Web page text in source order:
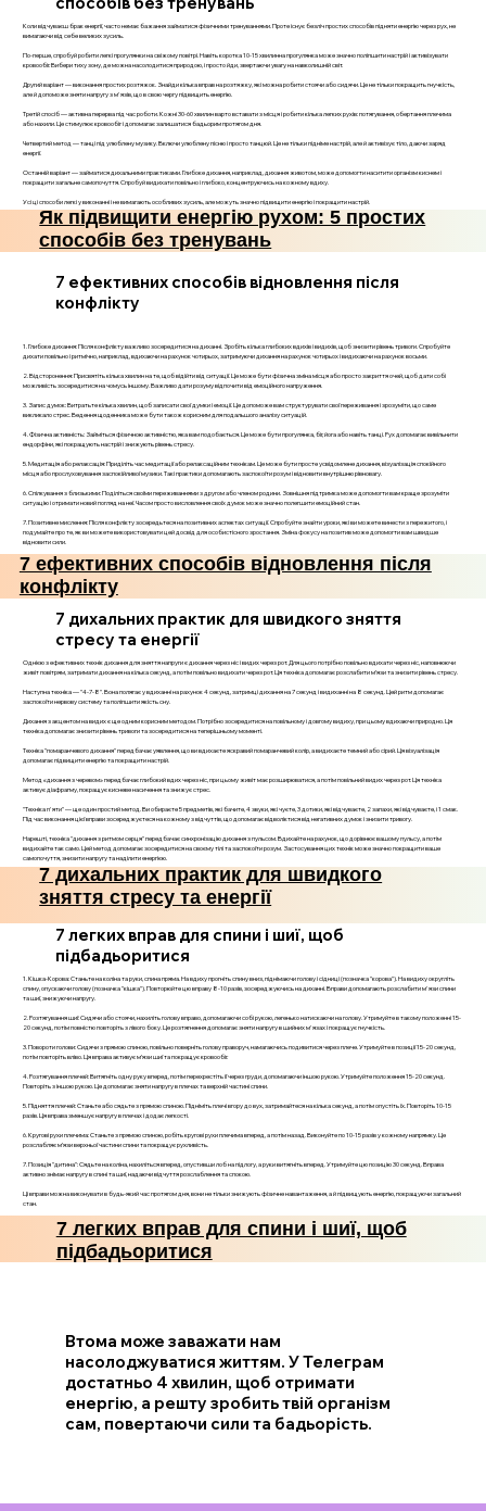
Коли відчуваєш брак енергії, часто немає бажання займатися фізичними тренуваннями. Проте існує безліч простих способів підняти енергію через рух, не
вимагаючи від себе великих зусиль.
По-перше, спробуй робити легкі прогулянки на свіжому повітрі. Навіть коротка 10-15 хвилинна прогулянка може значно поліпшити настрій і активізувати
кровообіг. Вибери тиху зону, де можна насолодитися природою, і просто йди, звертаючи увагу на навколишній світ.
Другий варіант — виконання простих розтяжок. Знайди кілька вправ на розтяжку, які можна робити стоячи або сидячи. Це не тільки покращить гнучкість,
але й допоможе зняти напругу з м'язів, що в свою чергу підвищить енергію.
Третій спосіб — активна перерва під час роботи. Кожні 30-60 хвилин варто вставати з місця і робити кілька легких рухів: потягування, обертання плечима
або нахили. Це стимулює кровообіг і допомагає залишатися бадьорим протягом дня.
Четвертий метод — танці під улюблену музику. Включи улюблену пісню і просто танцюй. Це не тільки підніме настрій, але й активізує тіло, даючи заряд
енергії.
Останній варіант — займатися дихальними практиками. Глибоке дихання, наприклад, дихання животом, може допомогти наситити організм киснем і
покращити загальне самопочуття. Спробуй видихати повільно і глибоко, концентруючись на кожному вдиху.
Усі ці способи легкі у виконанні і не вимагають особливих зусиль, але можуть значно підвищити енергію і покращити настрій.
Як підвищити енергію рухом: 5 простих
способів без тренувань
7 ефективних способів відновлення після
конфлікту
1. Глибоке дихання: Після конфлікту важливо зосередитися на диханні. Зробіть кілька глибоких вдихів і видихів, щоб знизити рівень тривоги. Спробуйте
дихати повільно і ритмічно, наприклад, вдихаючи на рахунок чотирьох, затримуючи дихання на рахунок чотирьох і видихаючи на рахунок восьми.
2. Відсторонення: Присвятіть кілька хвилин на те, щоб відійти від ситуації. Це може бути фізична зміна місця або просто закриття очей, щоб дати собі
можливість зосередитися на чомусь іншому. Важливо дати розуму відпочити від емоційного напруження.
3. Запис думок: Витратьте кілька хвилин, щоб записати свої думки і емоції. Це допоможе вам структурувати свої переживання і зрозуміти, що саме
викликало стрес. Ведення щоденника може бути також корисним для подальшого аналізу ситуацій.
4. Фізична активність: Займіться фізичною активністю, яка вам подобається. Це може бути прогулянка, біг, йога або навіть танці. Рух допомагає вивільнити
ендорфіни, які покращують настрій і знижують рівень стресу.
5. Медитація або релаксація: Приділіть час медитації або релаксаційним технікам. Це може бути просте усвідомлене дихання, візуалізація спокійного
місця або прослуховування заспокійливої музики. Такі практики допомагають заспокоїти розум і відновити внутрішню рівновагу.
6. Спілкування з близькими: Поділіться своїми переживаннями з другом або членом родини. Зовнішня підтримка може допомогти вам краще зрозуміти
ситуацію і отримати новий погляд на неї. Часом просто висловлення своїх думок може значно полегшити емоційний стан.
7. Позитивне мислення: Після конфлікту зосередьтеся на позитивних аспектах ситуації. Спробуйте знайти уроки, які ви можете винести з пережитого, і
подумайте про те, як ви можете використовувати цей досвід для особистісного зростання. Зміна фокусу на позитив може допомогти вам швидше
відновити сили.
7 ефективних способів відновлення після
конфлікту
7 дихальних практик для швидкого зняття
стресу та енергії
Однією з ефективних технік дихання для зняття напруги є дихання через ніс і видих через рот. Для цього потрібно повільно вдихати через ніс, наповнюючи
живіт повітрям, затримати дихання на кілька секунд, а потім повільно видихати через рот. Ця техніка допомагає розслабити м’язи та знизити рівень стресу.
Наступна техніка — "4-7-8". Вона полягає у вдиханні на рахунок 4 секунд, затримці дихання на 7 секунд і видиханні на 8 секунд. Цей ритм допомагає
заспокоїти нервову систему та поліпшити якість сну.
Дихання з акцентом на видих є ще одним корисним методом. Потрібно зосередитися на повільному і довгому видиху, при цьому вдихаючи природно. Ця
техніка допомагає знизити рівень тривоги та зосередитися на теперішньому моменті.
Техніка "помаранчевого дихання" передбачає уявлення, що ви вдихаєте яскравий помаранчевий колір, а видихаєте темний або сірий. Ця візуалізація
допомагає підвищити енергію та покращити настрій.
Метод «дихання з черевом» передбачає глибокий вдих через ніс, при цьому живіт має розширюватися, а потім повільний видих через рот. Ця техніка
активує діафрагму, покращує кисневе насичення та знижує стрес.
"Техніка п'яти" — ще один простий метод. Ви обираєте 5 предметів, які бачите, 4 звуки, які чуєте, 3 дотики, які відчуваєте, 2 запахи, які відчуваєте, і 1 смак.
Під час виконання цієї вправи зосереджуєтеся на кожному з відчуттів, що допомагає відволіктися від негативних думок і знизити тривогу.
Нарешті, техніка "дихання з ритмом серця" передбачає синхронізацію дихання з пульсом. Вдихайте на рахунок, що дорівнює вашому пульсу, а потім
видихайте так само. Цей метод допомагає зосередитися на своєму тілі та заспокоїти розум. Застосування цих технік може значно покращити ваше
самопочуття, знизити напругу та наділити енергією.
7 дихальних практик для швидкого
зняття стресу та енергії
7 легких вправ для спини і шиї, щоб
підбадьоритися
1. Кішка-Корова: Станьте на коліна та руки, спина пряма. На вдиху прогніть спину вниз, піднімаючи голову і сідниці (позначка "корова"). На видиху округліть
спину, опускаючи голову (позначка "кішка"). Повторюйте цю вправу 8-10 разів, зосереджуючись на диханні. Вправи допомагають розслабити м'язи спини
та шиї, знижуючи напругу.
2. Розтягування шиї: Сидячи або стоячи, нахиліть голову вправо, допомагаючи собі рукою, легенько натискаючи на голову. Утримуйте в такому положенні 15-
20 секунд, потім повністю повторіть з лівого боку. Це розтягнення допомагає зняти напругу в шийних м'язах і покращує гнучкість.
3. Повороти голови: Сидячи з прямою спиною, повільно поверніть голову праворуч, намагаючись подивитися через плече. Утримуйте в позиції 15-20 секунд,
потім повторіть вліво. Ця вправа активує м’язи шиї та покращує кровообіг.
4. Розтягування плечей: Витягніть одну руку вперед, потім перехрестіть її через груди, допомагаючи іншою рукою. Утримуйте положення 15-20 секунд.
Повторіть з іншою рукою. Це допомагає зняти напругу в плечах та верхній частині спини.
5. Підняття плечей: Станьте або сядьте з прямою спиною. Підніміть плечі вгору до вух, затримайтеся на кілька секунд, а потім опустіть їх. Повторіть 10-15
разів. Ця вправа зменшує напругу в плечах і додає легкості.
6. Кругові рухи плечима: Станьте з прямою спиною, робіть кругові рухи плечима вперед, а потім назад. Виконуйте по 10-15 разів у кожному напрямку. Це
розслабляє м’язи верхньої частини спини та покращує рухливість.
7. Позиція "дитина": Сядьте на коліна, нахиліться вперед, опустивши лоб на підлогу, а руки витягніть вперед. Утримуйте цю позицію 30 секунд. Вправа
активно знімає напругу в спині та шиї, надаючи відчуття розслаблення та спокою.
Ці вправи можна виконувати в будь-який час протягом дня, вони не тільки знижують фізичне навантаження, а й підвищують енергію, покращуючи загальний
стан.
7 легких вправ для спини і шиї, щоб
підбадьоритися
Втома може заважати нам
насолоджуватися життям. У Телеграм
достатньо 4 хвилин, щоб отримати
енергію, а решту зробить твій організм
сам, повертаючи сили та бадьорість.